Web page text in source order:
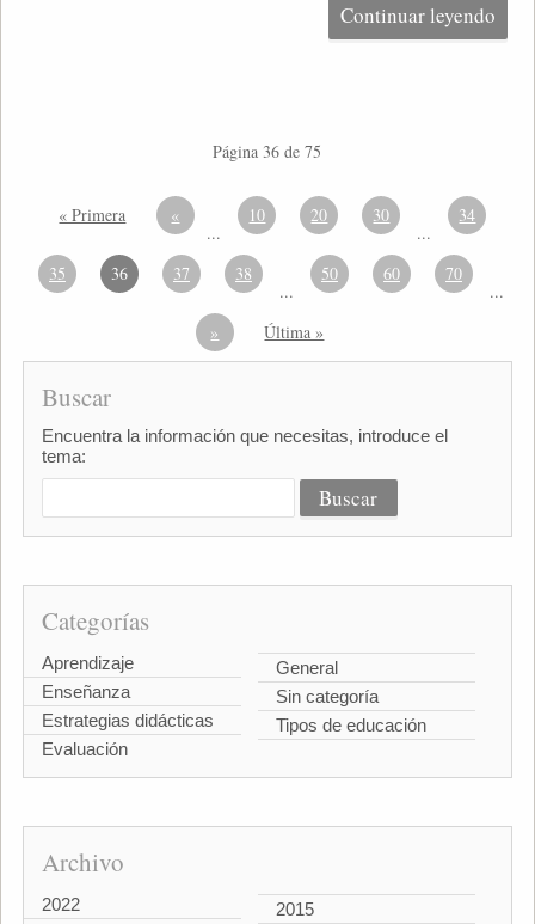
Continuar leyendo
Página 36 de 75
« Primera «
...
10 20 30
...
34
35 36 37 38
...
50 60 70
...
»
Última »
Buscar
Encuentra la información que necesitas, introduce el
tema:
Categorías
Aprendizaje
Enseñanza
Estrategias didácticas
Evaluación
General
Sin categoría
Tipos de educación
Archivo
2022
2015